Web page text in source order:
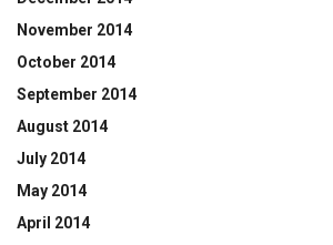
November 2014
October 2014
September 2014
August 2014
July 2014
May 2014
April 2014